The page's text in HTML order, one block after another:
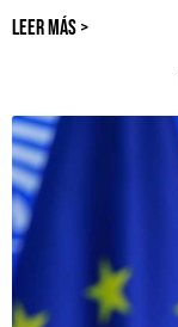
LEER MÁS >